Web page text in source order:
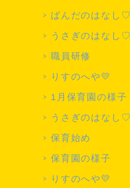
ぱんだのはなし♡
うさぎのはなし♡
職員研修
りすのへや💛
1月保育園の様子
うさぎのはなし♡
保育始め
保育園の様子
りすのへや💛